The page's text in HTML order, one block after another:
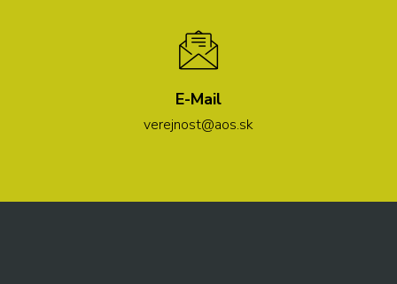
E-Mail
verejnost@aos.sk